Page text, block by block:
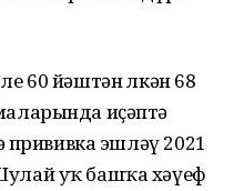
60 йәштән өлкән 68
иҫәптә
прививка эшләү 2021
уҡ башҡа хәүеф